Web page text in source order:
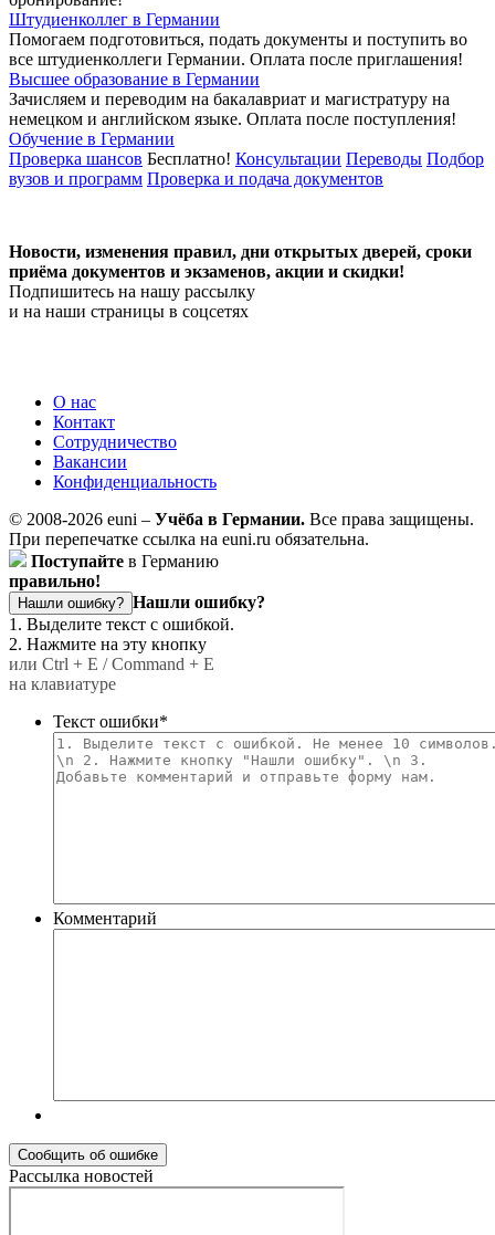
Штудиенколлег в Германии
Помогаем подготовиться, подать документы и поступить во
все штудиенколлеги Германии. Оплата после приглашения!
Высшее образование в Германии
Зачисляем и переводим на бакалавриат и магистратуру на
немецком и английском языке. Оплата после поступления!
Обучение в Германии
Проверка шансов Бесплатно! Консультации Переводы Подбор
вузов и программ Проверка и подача документов
Новости, изменения правил, дни открытых дверей, сроки
приёма документов и экзаменов, акции и скидки!
Подпишитесь на нашу рассылку
и на наши страницы в соцсетях
О нас
Контакт
Сотрудничество
Вакансии
Конфиденциальность
© 2008-2026 euni – Учёба в Германии. Все права защищены.
При перепечатке ссылка на euni.ru обязательна.
Поступайте в Германию
правильно!
Нашли ошибку? Нашли ошибку?
1. Выделите текст с ошибкой.
2. Нажмите на эту кнопку
или Ctrl + E / Command + E
на клавиатуре
Текст ошибки*
Комментарий
Рассылка новостей